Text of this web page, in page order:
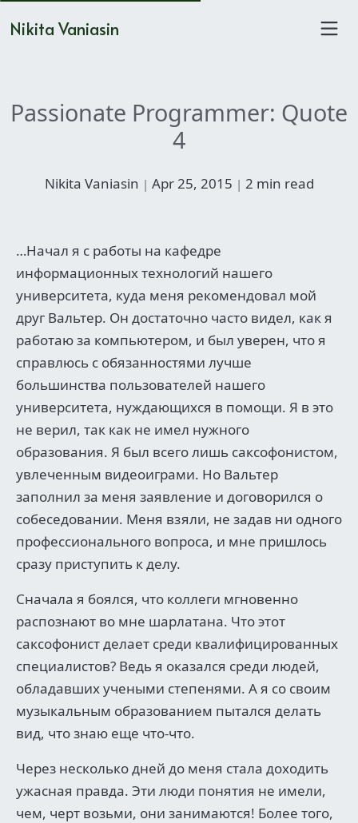
Nikita Vaniasin
Passionate Programmer: Quote
4
Nikita Vaniasin | Apr 25, 2015 | 2 min read
…Начал я с работы на кафедре
информационных технологий нашего
университета, куда меня рекомендовал мой
друг Вальтер. Он достаточно часто видел, как я
работаю за компьютером, и был уверен, что я
справлюсь с обязанностями лучше
большинства пользователей нашего
университета, нуждающихся в помощи. Я в это
не верил, так как не имел нужного
образования. Я был всего лишь саксофонистом,
увлеченным видеоиграми. Но Вальтер
заполнил за меня заявление и договорился о
собеседовании. Меня взяли, не задав ни одного
профессионального вопроса, и мне пришлось
сразу приступить к делу.
Сначала я боялся, что коллеги мгновенно
распознают во мне шарлатана. Что этот
саксофонист делает среди квалифицированных
специалистов? Ведь я оказался среди людей,
обладавших учеными степенями. А я со своим
музыкальным образованием пытался делать
вид, что знаю еще что-что.
Через несколько дней до меня стала доходить
ужасная правда. Эти люди понятия не имели,
чем, черт возьми, они занимаются! Более того,